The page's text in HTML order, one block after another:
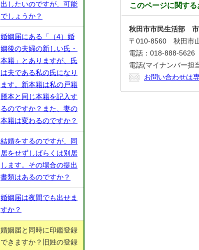
このページに関する
秋田市市民生活部
〒010-8560 秋田市
電話：018-888-
電話(マイナンバー担
お問い合わせは
出したいのですが、可能
でしょうか？
婚姻届にある「（4）婚
姻後の夫婦の新しい氏・
本籍」とありますが、氏
は夫である私の氏になり
ます。新本籍は私の戸籍
謄本と同じ本籍を記入す
るのですか？また、妻の
本籍は変わるのですか？
結婚をするのですが、同
居をせずしばらくは別居
します。その場合の提出
書類はあるのですか？
婚姻届は夜間でも出せま
すか？
婚姻届と同時に印鑑登録
できますか？旧姓の登録